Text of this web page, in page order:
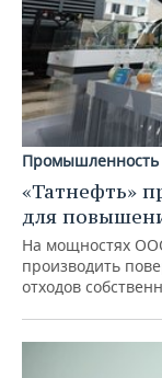
Промышленность
«Татнефть»
для
На мощностях
производить
отходов